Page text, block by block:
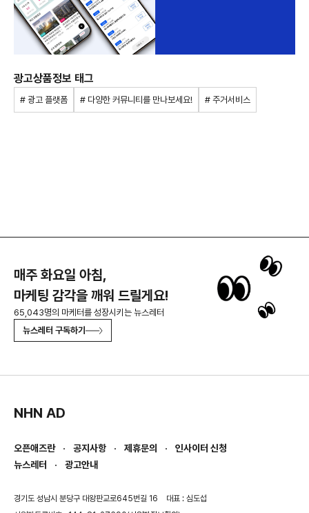
광고상품정보 태그
# 광고 플랫폼 # 다양한 커뮤니티를 만나보세요! # 주거서비스
매주 화요일 아침,
마케팅 감각을 깨워 드릴게요!
65,043명의 마케터를 성장시키는 뉴스레터
뉴스레터 구독하기
NHN AD
오픈애즈란 공지사항 제휴문의
인사이터 신청
뉴스레터
광고안내
경기도 성남시 분당구 대왕판교로645번길 16
대표 : 심도섭